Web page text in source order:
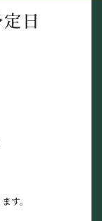
日
す。